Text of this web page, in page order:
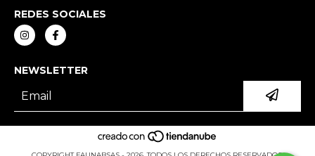
REDES SOCIALES
NEWSLETTER